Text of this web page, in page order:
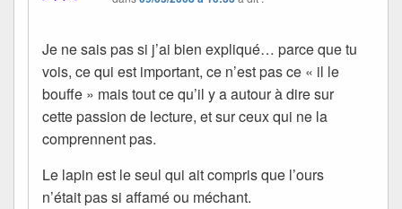
Je ne sais pas si j’ai bien expliqué… parce que tu
vois, ce qui est important, ce n’est pas ce « il le
bouffe » mais tout ce qu’il y a autour à dire sur
cette passion de lecture, et sur ceux qui ne la
comprennent pas.
Le lapin est le seul qui ait compris que l’ours
n’était pas si affamé ou méchant.